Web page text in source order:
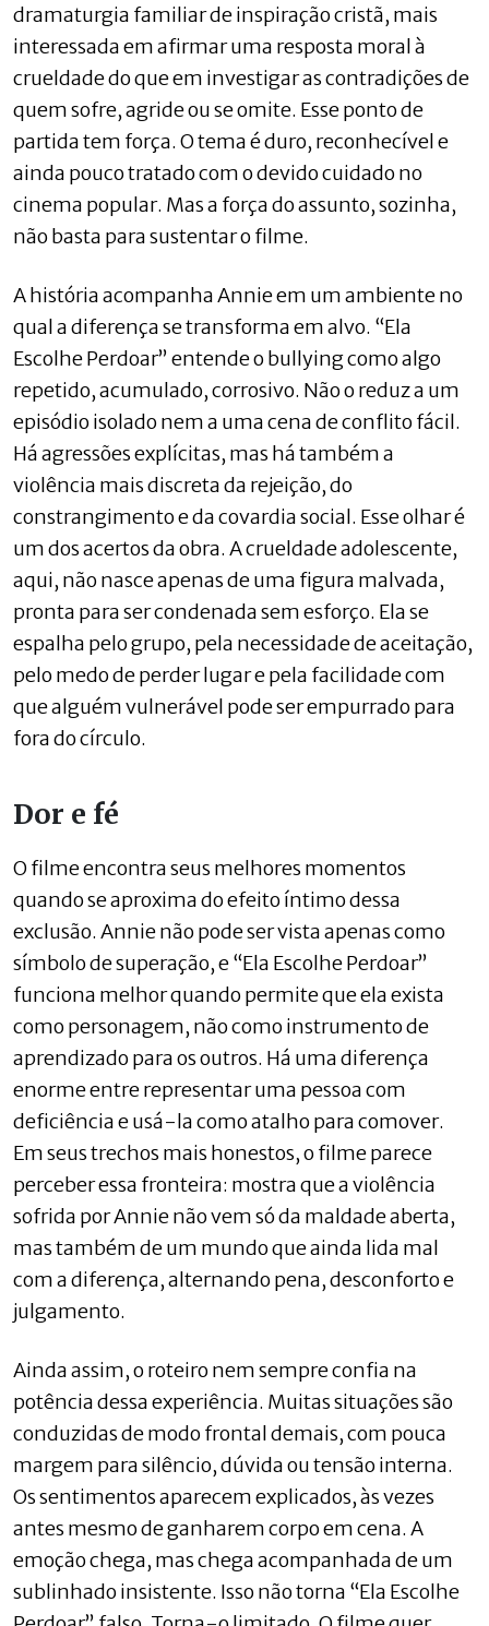
dramaturgia familiar de inspiração cristã, mais
interessada em afirmar uma resposta moral à
crueldade do que em investigar as contradições de
quem sofre, agride ou se omite. Esse ponto de
partida tem força. O tema é duro, reconhecível e
ainda pouco tratado com o devido cuidado no
cinema popular. Mas a força do assunto, sozinha,
não basta para sustentar o filme.
A história acompanha Annie em um ambiente no
qual a diferença se transforma em alvo. “Ela
Escolhe Perdoar” entende o bullying como algo
repetido, acumulado, corrosivo. Não o reduz a um
episódio isolado nem a uma cena de conflito fácil.
Há agressões explícitas, mas há também a
violência mais discreta da rejeição, do
constrangimento e da covardia social. Esse olhar é
um dos acertos da obra. A crueldade adolescente,
aqui, não nasce apenas de uma figura malvada,
pronta para ser condenada sem esforço. Ela se
espalha pelo grupo, pela necessidade de aceitação,
pelo medo de perder lugar e pela facilidade com
que alguém vulnerável pode ser empurrado para
fora do círculo.
Dor e fé
O filme encontra seus melhores momentos
quando se aproxima do efeito íntimo dessa
exclusão. Annie não pode ser vista apenas como
símbolo de superação, e “Ela Escolhe Perdoar”
funciona melhor quando permite que ela exista
como personagem, não como instrumento de
aprendizado para os outros. Há uma diferença
enorme entre representar uma pessoa com
deficiência e usá-la como atalho para comover.
Em seus trechos mais honestos, o filme parece
perceber essa fronteira: mostra que a violência
sofrida por Annie não vem só da maldade aberta,
mas também de um mundo que ainda lida mal
com a diferença, alternando pena, desconforto e
julgamento.
Ainda assim, o roteiro nem sempre confia na
potência dessa experiência. Muitas situações são
conduzidas de modo frontal demais, com pouca
margem para silêncio, dúvida ou tensão interna.
Os sentimentos aparecem explicados, às vezes
antes mesmo de ganharem corpo em cena. A
emoção chega, mas chega acompanhada de um
sublinhado insistente. Isso não torna “Ela Escolhe